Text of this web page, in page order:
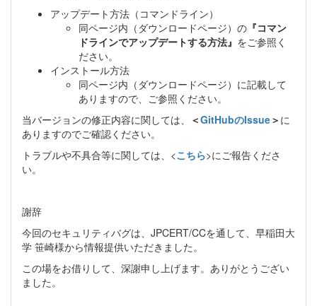
アップデート方法（コマンドライン）
同ページ内（ダウンロードページ）の 『コマン
ドラインでアップデートする方法』 をご参照く
ださい。
インストール方法
同ページ内（ダウンロードページ）に記載して
ありますので、ご参照ください。
当バージョンの修正内容に関しては、
＜GitHubのIssue＞ に
ありますのでご確認ください。
トラブルや不具合等に関しては、<こちら>にご報告くださ
い。
謝辞
今回のセキュリティバグは、JPCERT/CCを通して、早稲田大
学 笹崎様から情報提供いただきました。
この場をお借りして、深謝申し上げます。ありがとうござい
ました。